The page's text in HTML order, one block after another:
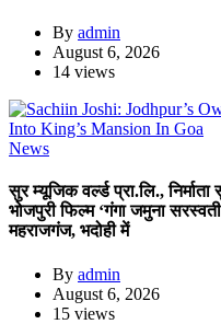
By admin
August 6, 2026
14 views
News
सुर म्यूजिक वर्ल्ड प्रा.लि.,
भोजपुरी फिल्म ‘गंगा जमुना
महराजगंज, भदोही में
By admin
August 6, 2026
15 views